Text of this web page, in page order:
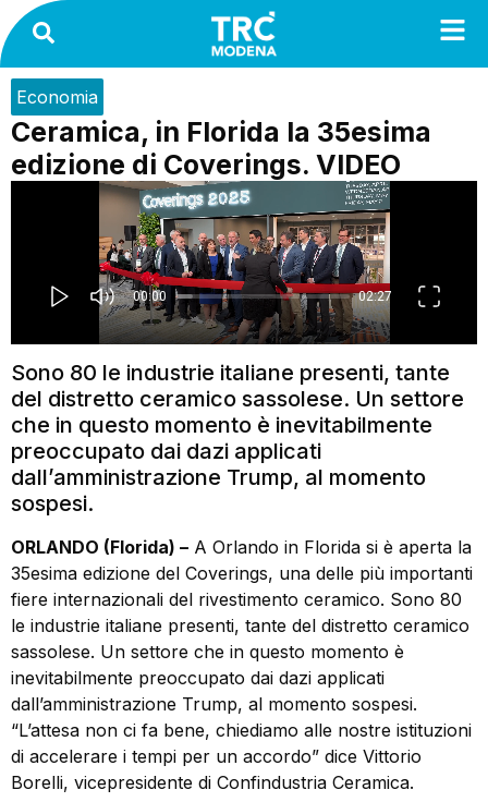
Economia
Ceramica, in Florida la 35esima
edizione di Coverings. VIDEO
Sono 80 le industrie italiane presenti, tante
del distretto ceramico sassolese. Un settore
che in questo momento è inevitabilmente
preoccupato dai dazi applicati
dall’amministrazione Trump, al momento
sospesi.
ORLANDO (Florida) – A Orlando in Florida si è aperta la
35esima edizione del Coverings, una delle più importanti
fiere internazionali del rivestimento ceramico. Sono 80
le industrie italiane presenti, tante del distretto ceramico
sassolese. Un settore che in questo momento è
inevitabilmente preoccupato dai dazi applicati
dall’amministrazione Trump, al momento sospesi.
“L’attesa non ci fa bene, chiediamo alle nostre istituzioni
di accelerare i tempi per un accordo” dice Vittorio
Borelli, vicepresidente di Confindustria Ceramica.